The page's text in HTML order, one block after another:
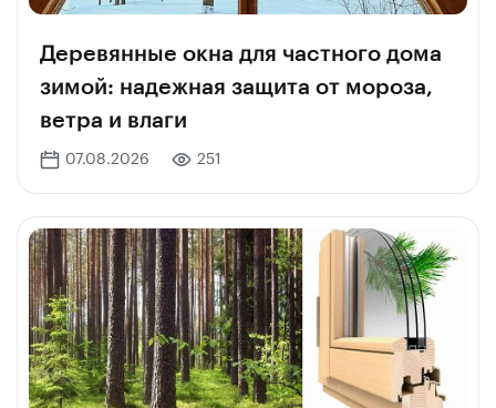
Деревянные окна для частного дома
зимой: надежная защита от мороза,
ветра и влаги
07.08.2026 251